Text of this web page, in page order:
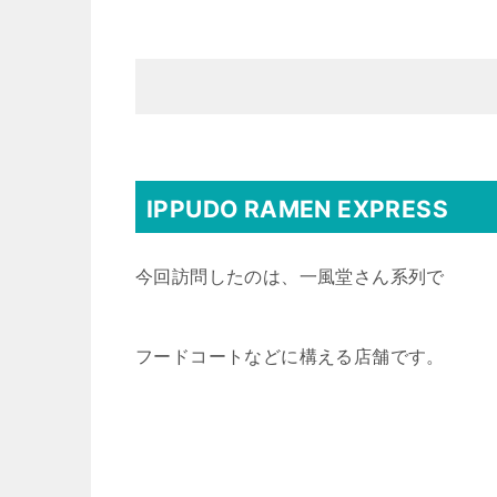
IPPUDO RAMEN EXPRESS
今回訪問したのは、一風堂さん系列で
フードコートなどに構える店舗です。